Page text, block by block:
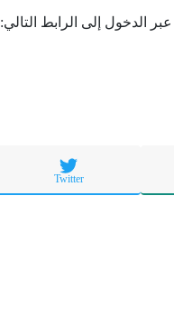
الدخول إلى الرابط التالي:
Twitter